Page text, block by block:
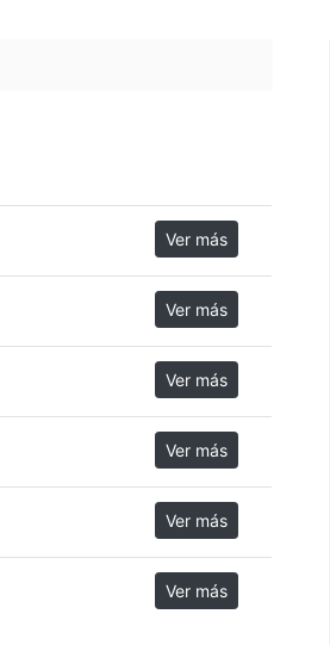
Ver más
Ver más
Ver más
Ver más
Ver más
Ver más